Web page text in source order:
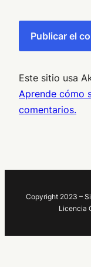
Este sitio usa
Aprende cómo
comentarios.
Copyright 2023 –
Licencia